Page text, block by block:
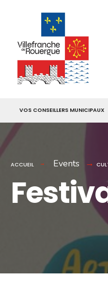
VOS CONSEILLERS MUNICIPAUX
ACCUEIL Events